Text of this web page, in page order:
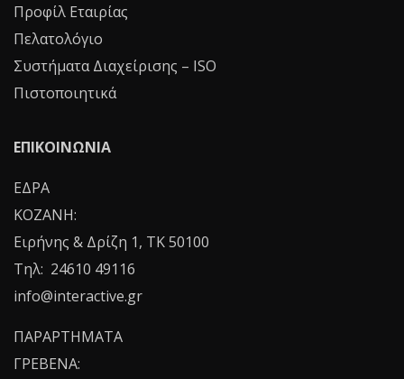
Προφίλ Εταιρίας
Πελατολόγιο
Συστήματα Διαχείρισης – ISO
Πιστοποιητικά
ΕΠΙΚΟΙΝΩΝΙΑ
ΕΔΡΑ
ΚΟΖΑΝΗ:
Ειρήνης & Δρίζη 1, ΤΚ 50100
Τηλ: 24610 49116
info@interactive.gr
ΠΑΡΑΡΤΗΜΑΤΑ
ΓΡΕΒΕΝΑ: